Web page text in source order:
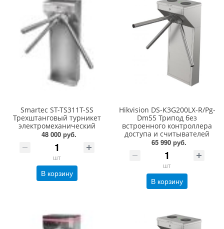
Smartec ST-TS311T-SS
Трехштанговый турникет
электромеханический
48 000 руб.
шт
В корзину
Hikvision DS-K3G200LX-R/Pg-
Dm55 Трипод без
встроенного контроллера
доступа и считывателей
65 990 руб.
шт
В корзину